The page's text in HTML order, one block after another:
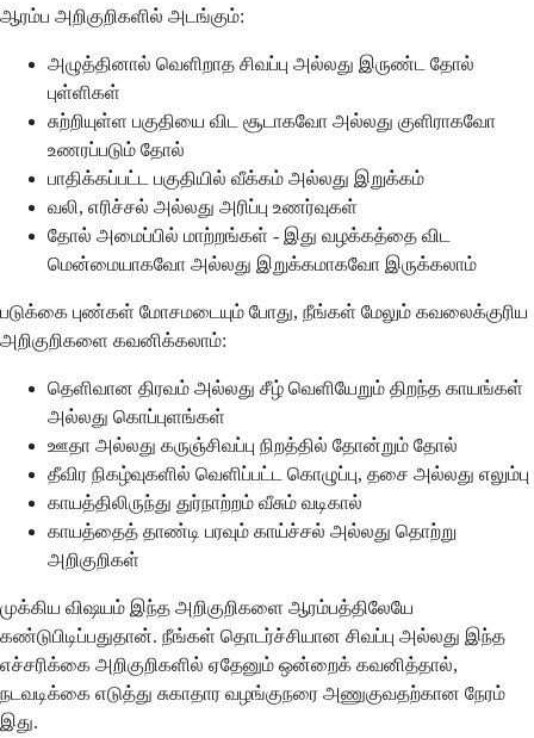
ஆரம்ப அறிகுறிகளில் அடங்கும்:
அழுத்தினால் வெளிறாத சிவப்பு அல்லது இருண்ட தோல்
புள்ளிகள்
சுற்றியுள்ள பகுதியை விட சூடாகவோ அல்லது குளிராகவோ
உணரப்படும் தோல்
பாதிக்கப்பட்ட பகுதியில் வீக்கம் அல்லது இறுக்கம்
வலி, எரிச்சல் அல்லது அரிப்பு உணர்வுகள்
தோல் அமைப்பில் மாற்றங்கள் - இது வழக்கத்தை விட
மென்மையாகவோ அல்லது இறுக்கமாகவோ இருக்கலாம்
படுக்கை புண்கள் மோசமடையும் போது, நீங்கள் மேலும் கவலைக்குரிய
அறிகுறிகளை கவனிக்கலாம்:
தெளிவான திரவம் அல்லது சீழ் வெளியேறும் திறந்த காயங்கள்
அல்லது கொப்புளங்கள்
ஊதா அல்லது கருஞ்சிவப்பு நிறத்தில் தோன்றும் தோல்
தீவிர நிகழ்வுகளில் வெளிப்பட்ட கொழுப்பு, தசை அல்லது எலும்பு
காயத்திலிருந்து துர்நாற்றம் வீசும் வடிகால்
காயத்தைத் தாண்டி பரவும் காய்ச்சல் அல்லது தொற்று
அறிகுறிகள்
முக்கிய விஷயம் இந்த அறிகுறிகளை ஆரம்பத்திலேயே
கண்டுபிடிப்பதுதான். நீங்கள் தொடர்ச்சியான சிவப்பு அல்லது இந்த
எச்சரிக்கை அறிகுறிகளில் ஏதேனும் ஒன்றைக் கவனித்தால்,
நடவடிக்கை எடுத்து சுகாதார வழங்குநரை அணுகுவதற்கான நேரம்
இது.